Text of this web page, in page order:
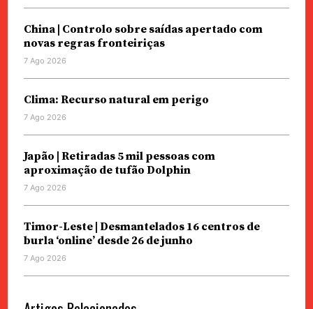
China | Controlo sobre saídas apertado com
novas regras fronteiriças
7 Ago 2026
Clima: Recurso natural em perigo
7 Ago 2026
Japão | Retiradas 5 mil pessoas com
aproximação de tufão Dolphin
7 Ago 2026
Timor-Leste | Desmantelados 16 centros de
burla ‘online’ desde 26 de junho
7 Ago 2026